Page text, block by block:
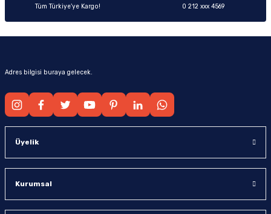
Tüm Türkiye’ye Kargo! 0 212 xxx 4569
Adres bilgisi buraya gelecek.
Üyelik
Kurumsal